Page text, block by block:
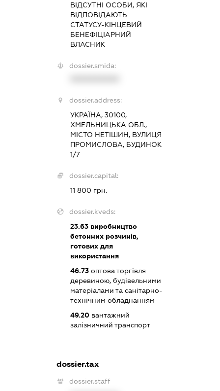
ВІДСУТНІ ОСОБИ, ЯКІ
ВІДПОВІДАЮТЬ
СТАТУСУ-КІНЦЕВИЙ
БЕНЕФІЦІАРНИЙ
ВЛАСНИК
dossier.smida:
dossier.address:
УКРАЇНА, 30100,
ХМЕЛЬНИЦЬКА ОБЛ.,
МІСТО НЕТІШИН, ВУЛИЦЯ
ПРОМИСЛОВА, БУДИНОК
1/7
dossier.capital:
11 800 грн.
dossier.kveds:
23.63 виробництво
бетонних розчинів,
готових для
використання
46.73 оптова торгівля
деревиною, будівельними
матеріалами та санітарно-
технічним обладнанням
49.20 вантажний
залізничний транспорт
dossier.tax
dossier.staff